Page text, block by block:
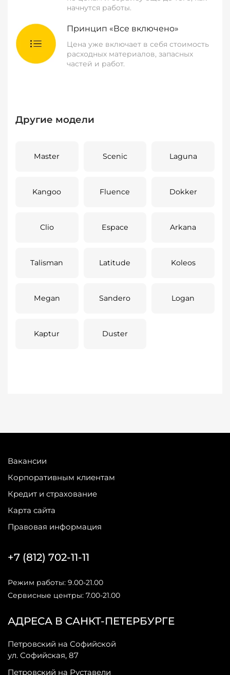
начнутся работы.
Принцип «Все включено»
Цена уже включает в себя стоимость
расходных материалов, запасных
частей и работ.
Другие модели
Master Scenic Laguna
Kangoo Fluence Dokker
Clio Espace Arkana
Talisman Latitude Koleos
Megan Sandero Logan
Kaptur Duster
Вакансии
Корпоративным клиентам
Кредит и страхование
Карта сайта
Правовая информация
АДРЕСА В САНКТ-ПЕТЕРБУРГЕ
Петровский на Софийской
ул. Софийская, 87
Петровский на Руставели
+7 (812) 702-11-11
Режим работы: 9.00-21.00
Сервисные центры: 7.00-21.00